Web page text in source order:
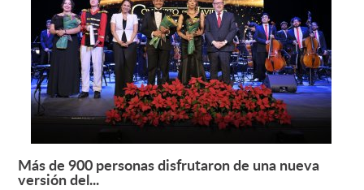
Leer más +
Más de 900 personas disfrutaron de una nueva
versión del...